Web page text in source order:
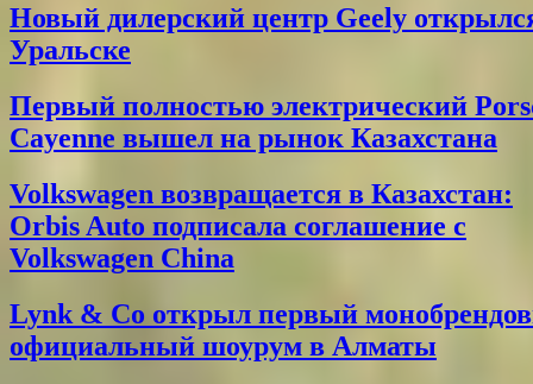
Новый дилерский центр Geely
Уральске
Первый полностью электрический
Cayenne вышел на рынок Казахстана
Volkswagen возвращается в Казахстан:
Orbis Auto подписала соглашение с
Volkswagen China
Lynk & Co открыл первый
официальный шоурум в Алматы